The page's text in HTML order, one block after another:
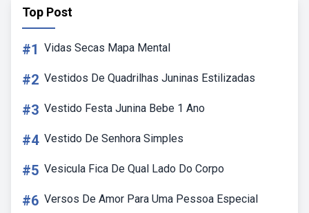
Top Post
#1 Vidas Secas Mapa Mental
#2 Vestidos De Quadrilhas Juninas Estilizadas
#3 Vestido Festa Junina Bebe 1 Ano
#4 Vestido De Senhora Simples
#5 Vesicula Fica De Qual Lado Do Corpo
#6 Versos De Amor Para Uma Pessoa Especial